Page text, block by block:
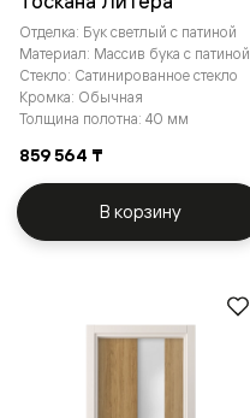
Отделка: Бук светлый с патиной
Материал: Массив бука с патиной
Стекло: Сатинированное стекло
Кромка: Обычная
Толщина полотна: 40 мм
859 564 ₸
В корзину